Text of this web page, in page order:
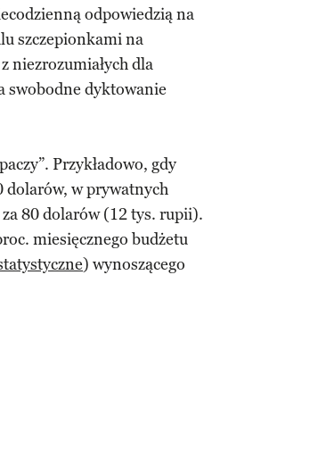
odpowiedzią na
szczepionkami na
niezrozumiałych dla
swobodne dyktowanie
Przykładowo, gdy
dolarów, w prywatnych
80 dolarów (12 tys. rupii).
miesięcznego budżetu
) wynoszącego